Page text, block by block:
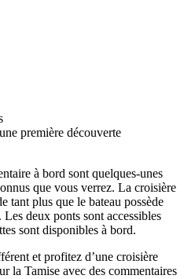
première découverte
à bord sont quelques-unes
que vous verrez. La croisière
tant plus que le bateau possède
deux ponts sont accessibles
sont disponibles à bord.
et profitez d’une croisière
la Tamise avec des commentaires